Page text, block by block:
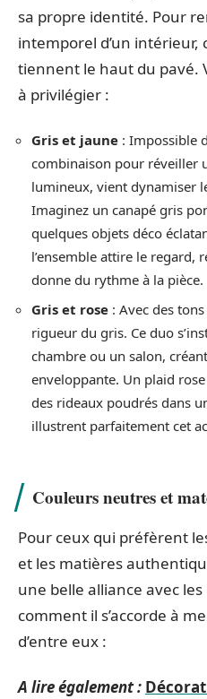
sa propre identité. Pour
intemporel d’un intérieur,
tiennent le haut du pavé.
à privilégier :
Gris et jaune : Impossible
combinaison pour réveiller
lumineux, vient dynamiser
Imaginez un canapé gris
quelques objets déco
l’ensemble attire le regard,
donne du rythme à la pièce.
Gris et rose : Avec des
rigueur du gris. Ce duo
chambre ou un salon,
enveloppante. Un plaid
des rideaux poudrés dans
illustrent parfaitement cet
Couleurs neutres et
Pour ceux qui préfèrent
et les matières
une belle alliance avec
comment il s’accorde à
d’entre eux :
A lire également :